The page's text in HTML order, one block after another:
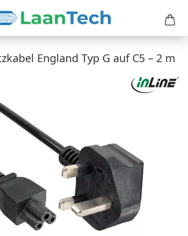
England Typ G auf C5 – 2 m